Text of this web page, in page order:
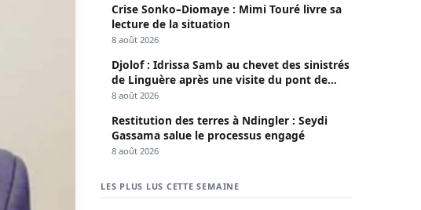
Crise Sonko–Diomaye : Mimi Touré livre sa
lecture de la situation
8 août 2026
Djolof : Idrissa Samb au chevet des sinistrés
de Linguère après une visite du pont de
Thylla
8 août 2026
Restitution des terres à Ndingler : Seydi
Gassama salue le processus engagé
8 août 2026
LES PLUS LUS CETTE SEMAINE